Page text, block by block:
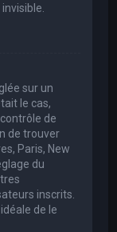
sur un
le cas,
de
de trouver
Paris, New
du
inscrits.
de le